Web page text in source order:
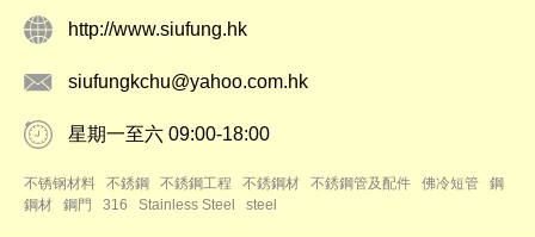
http://www.siufung.hk
siufungkchu@yahoo.com.hk
星期一至六 09:00-18:00
不锈钢材料 不銹鋼 不銹鋼工程 不銹鋼材 不銹鋼管及配件 佛冷短管
鋼
鋼材
鋼門 316 Stainless Steel steel